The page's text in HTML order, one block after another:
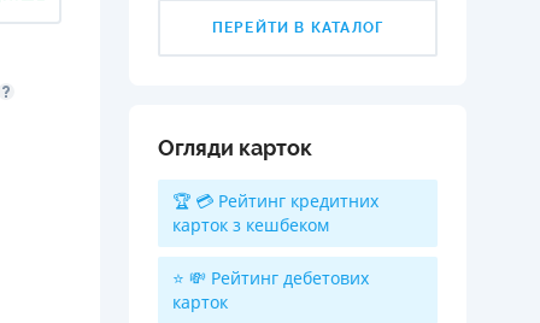
ПЕРЕЙТИ В КАТАЛОГ
Огляди карток
🏆 💳 Рейтинг кредитних
карток з кешбеком
⭐ 💸 Рейтинг дебетових
карток